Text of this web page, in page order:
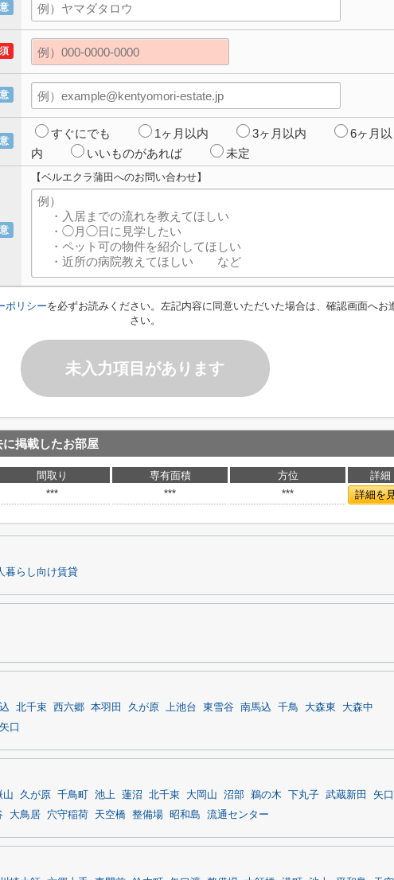
すぐにでも 1ヶ月以内 3ヶ月以内
6ヶ月以
内
いいものがあれば 未定
【ベルエクラ蒲田へのお問い合わせ】
ポリシーを必ずお読みください。左記内容に同意いただいた場合は、確認画面へお
さい。
未入力項目があります
に掲載したお部屋
間取り 専有面積 方位
詳細
*** *** *** 詳細を
暮らし向け賃貸
北千束 西六郷 本羽田 久が原 上池台 東雪谷 南馬込 千鳥 大森東
大森中
矢口
山 久が原 千鳥町 池上 蓮沼 北千束 大岡山 沼部 鵜の木 下丸子 武蔵新田
矢
大鳥居 穴守稲荷 天空橋 整備場 昭和島 流通センター